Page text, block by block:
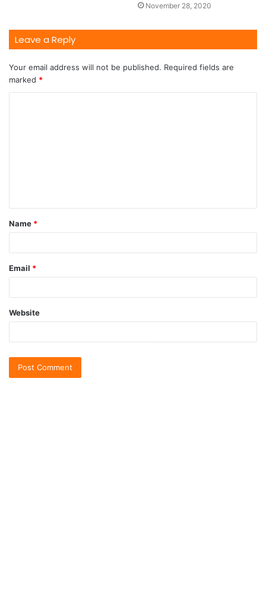
November 28, 2020
Leave a Reply
Your email address will not be published. Required fields are
marked *
Name *
Email *
Website